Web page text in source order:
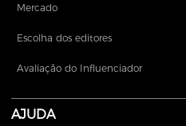
Mercado
Escolha dos editores
Avaliação do Influenciador
AJUDA